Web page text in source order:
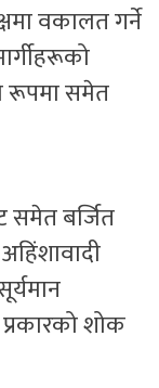
वकालत गर्ने
रूपमा समेत
समेत बर्जित
शोक